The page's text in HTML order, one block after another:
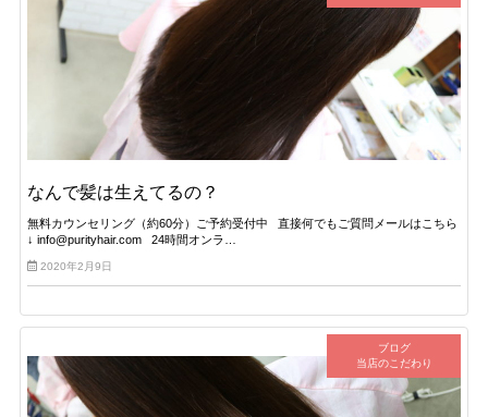
なんで髪は生えてるの？
無料カウンセリング（約60分）ご予約受付中 直接何でもご質問メールはこちら
↓ info@purityhair.com 24時間オンラ…
2020年2月9日
ブログ
当店のこだわり